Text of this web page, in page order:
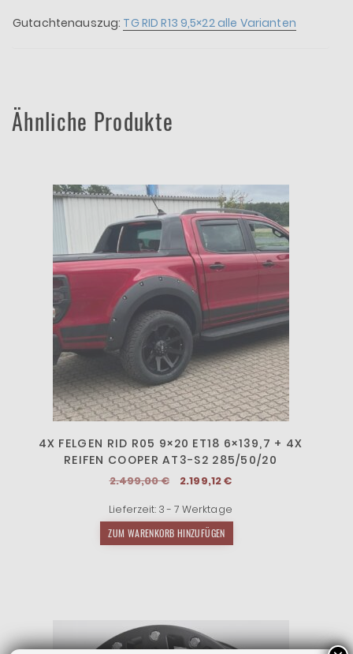
Gutachtenauszug: TG RID R13 9,5×22 alle Varianten
Ähnliche Produkte
4X FELGEN RID R05 9×20 ET18 6×139,7 + 4X
REIFEN COOPER AT3-S2 285/50/20
2.499,00€
Ursprünglicher
war:
2.499,00 €
2.199,12€Aktueller
ist:
Lieferzeit: 3 - 7 Werktage
ZUM WARENKORB HINZUFÜGEN